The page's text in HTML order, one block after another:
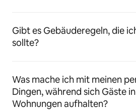
Gibt es Gebäuderegeln, die
sollte?
Was mache ich mit meinen
Dingen, während sich Gäste
Wohnungen aufhalten?